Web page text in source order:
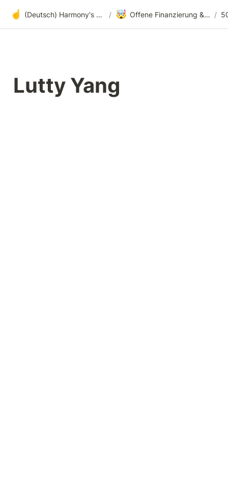
☝️ (Deutsch) Harmony's offene Entwicklung / 🤯 Offene Finanzierung & radikale Transparenz /
Lutty Yang